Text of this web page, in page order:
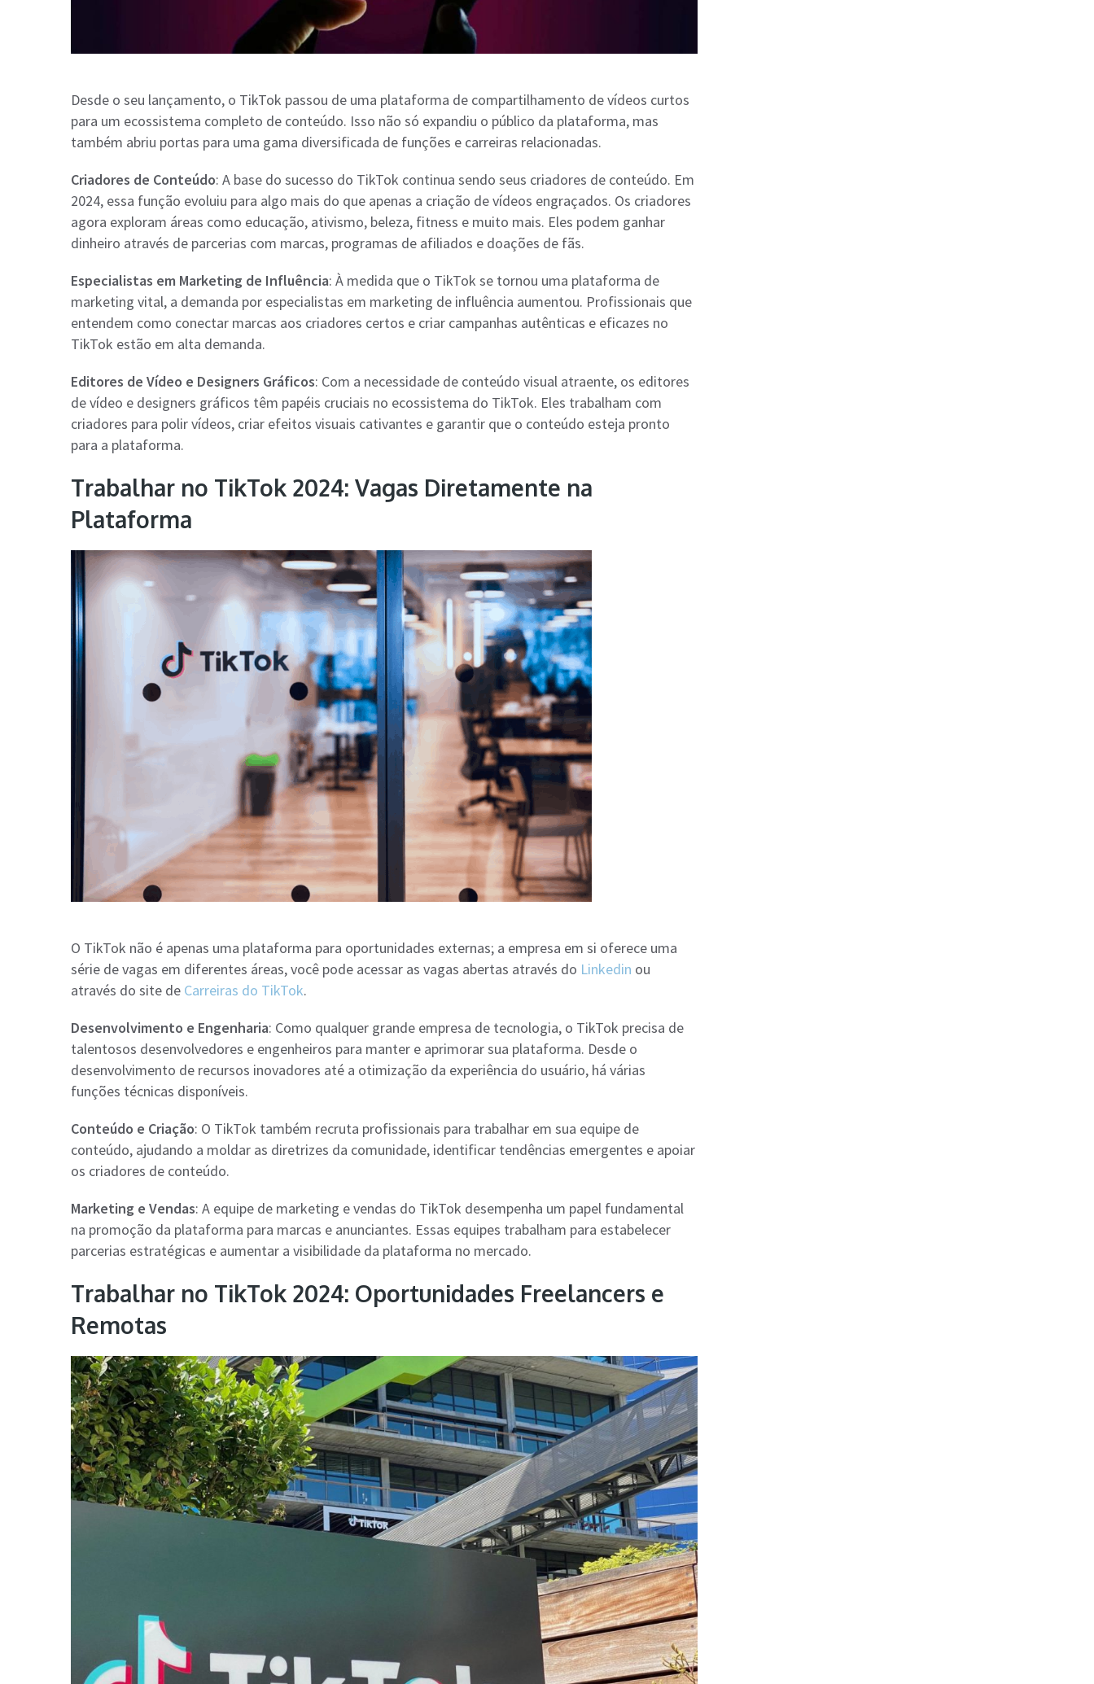
Desde o seu lançamento, o TikTok passou de uma plataforma de compartilhamento de vídeos curtos
para um ecossistema completo de conteúdo. Isso não só expandiu o público da plataforma, mas
também abriu portas para uma gama diversificada de funções e carreiras relacionadas.
Criadores de Conteúdo: A base do sucesso do TikTok continua sendo seus criadores de conteúdo. Em
2024, essa função evoluiu para algo mais do que apenas a criação de vídeos engraçados. Os criadores
agora exploram áreas como educação, ativismo, beleza, fitness e muito mais. Eles podem ganhar
dinheiro através de parcerias com marcas, programas de afiliados e doações de fãs.
Especialistas em Marketing de Influência: À medida que o TikTok se tornou uma plataforma de
marketing vital, a demanda por especialistas em marketing de influência aumentou. Profissionais que
entendem como conectar marcas aos criadores certos e criar campanhas autênticas e eficazes no
TikTok estão em alta demanda.
Editores de Vídeo e Designers Gráficos: Com a necessidade de conteúdo visual atraente, os editores
de vídeo e designers gráficos têm papéis cruciais no ecossistema do TikTok. Eles trabalham com
criadores para polir vídeos, criar efeitos visuais cativantes e garantir que o conteúdo esteja pronto
para a plataforma.
Trabalhar no TikTok 2024: Vagas Diretamente na
Plataforma
O TikTok não é apenas uma plataforma para oportunidades externas; a empresa em si oferece uma
série de vagas em diferentes áreas, você pode acessar as vagas abertas através do Linkedin ou
através do site de Carreiras do TikTok.
Desenvolvimento e Engenharia: Como qualquer grande empresa de tecnologia, o TikTok precisa de
talentosos desenvolvedores e engenheiros para manter e aprimorar sua plataforma. Desde o
desenvolvimento de recursos inovadores até a otimização da experiência do usuário, há várias
funções técnicas disponíveis.
Conteúdo e Criação: O TikTok também recruta profissionais para trabalhar em sua equipe de
conteúdo, ajudando a moldar as diretrizes da comunidade, identificar tendências emergentes e apoiar
os criadores de conteúdo.
Marketing e Vendas: A equipe de marketing e vendas do TikTok desempenha um papel fundamental
na promoção da plataforma para marcas e anunciantes. Essas equipes trabalham para estabelecer
parcerias estratégicas e aumentar a visibilidade da plataforma no mercado.
Trabalhar no TikTok 2024: Oportunidades Freelancers e
Remotas